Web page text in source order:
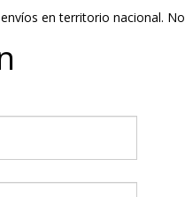
en territorio nacional.